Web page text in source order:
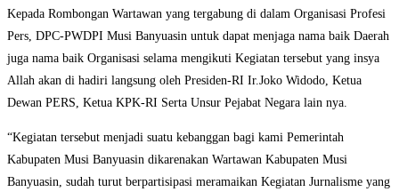
Kepada Rombongan Wartawan yang tergabung di dalam Organisasi Profesi
Pers, DPC-PWDPI Musi Banyuasin untuk dapat menjaga nama baik Daerah
juga nama baik Organisasi selama mengikuti Kegiatan tersebut yang insya
Allah akan di hadiri langsung oleh Presiden-RI Ir.Joko Widodo, Ketua
Dewan PERS, Ketua KPK-RI Serta Unsur Pejabat Negara lain nya.
“Kegiatan tersebut menjadi suatu kebanggan bagi kami Pemerintah
Kabupaten Musi Banyuasin dikarenakan Wartawan Kabupaten Musi
Banyuasin, sudah turut berpartisipasi meramaikan Kegiatan Jurnalisme yang